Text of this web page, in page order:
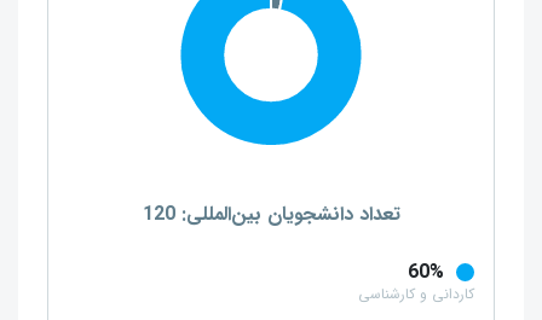
تعداد دانشجویان بین‌المللی: 120
60%
کاردانی و کارشناسی